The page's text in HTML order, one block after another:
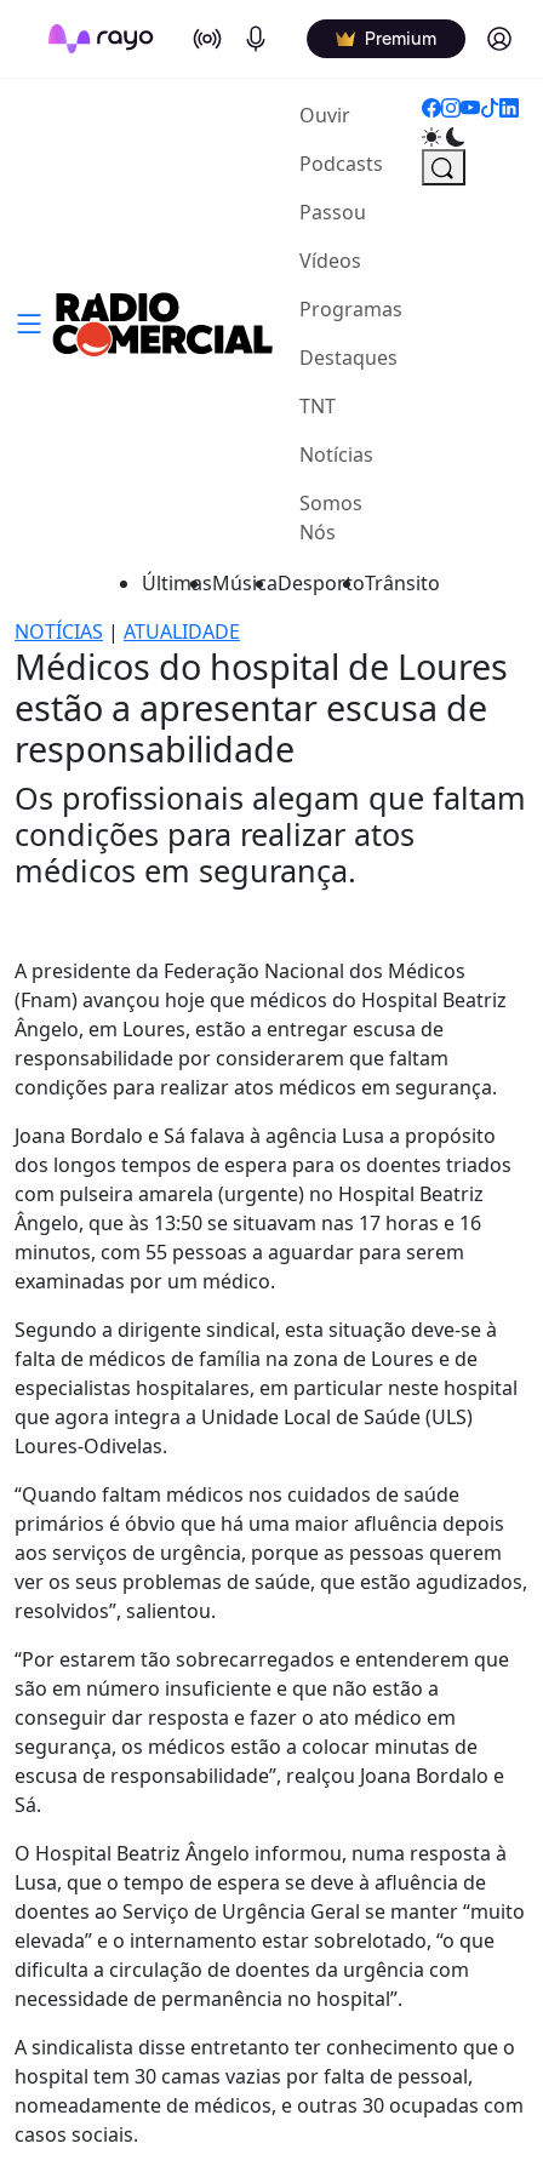
On Air Podcasts Premium Log in
Ouvir(current)
Podcasts
Passou
Vídeos
Programas
Destaques
TNT
Notícias
Somos
Nós
ÚltimasMúsicaDesportoTrânsito
NOTÍCIAS | ATUALIDADE
Médicos do hospital de Loures
estão a apresentar escusa de
responsabilidade
Os profissionais alegam que faltam
condições para realizar atos
médicos em segurança.
A presidente da Federação Nacional dos Médicos
(Fnam) avançou hoje que médicos do Hospital Beatriz
Ângelo, em Loures, estão a entregar escusa de
responsabilidade por considerarem que faltam
condições para realizar atos médicos em segurança.
Joana Bordalo e Sá falava à agência Lusa a propósito
dos longos tempos de espera para os doentes triados
com pulseira amarela (urgente) no Hospital Beatriz
Ângelo, que às 13:50 se situavam nas 17 horas e 16
minutos, com 55 pessoas a aguardar para serem
examinadas por um médico.
Segundo a dirigente sindical, esta situação deve-se à
falta de médicos de família na zona de Loures e de
especialistas hospitalares, em particular neste hospital
que agora integra a Unidade Local de Saúde (ULS)
Loures-Odivelas.
“Quando faltam médicos nos cuidados de saúde
primários é óbvio que há uma maior afluência depois
aos serviços de urgência, porque as pessoas querem
ver os seus problemas de saúde, que estão agudizados,
resolvidos”, salientou.
“Por estarem tão sobrecarregados e entenderem que
são em número insuficiente e que não estão a
conseguir dar resposta e fazer o ato médico em
segurança, os médicos estão a colocar minutas de
escusa de responsabilidade”, realçou Joana Bordalo e
Sá.
O Hospital Beatriz Ângelo informou, numa resposta à
Lusa, que o tempo de espera se deve à afluência de
doentes ao Serviço de Urgência Geral se manter “muito
elevada” e o internamento estar sobrelotado, “o que
dificulta a circulação de doentes da urgência com
necessidade de permanência no hospital”.
A sindicalista disse entretanto ter conhecimento que o
hospital tem 30 camas vazias por falta de pessoal,
nomeadamente de médicos, e outras 30 ocupadas com
casos sociais.